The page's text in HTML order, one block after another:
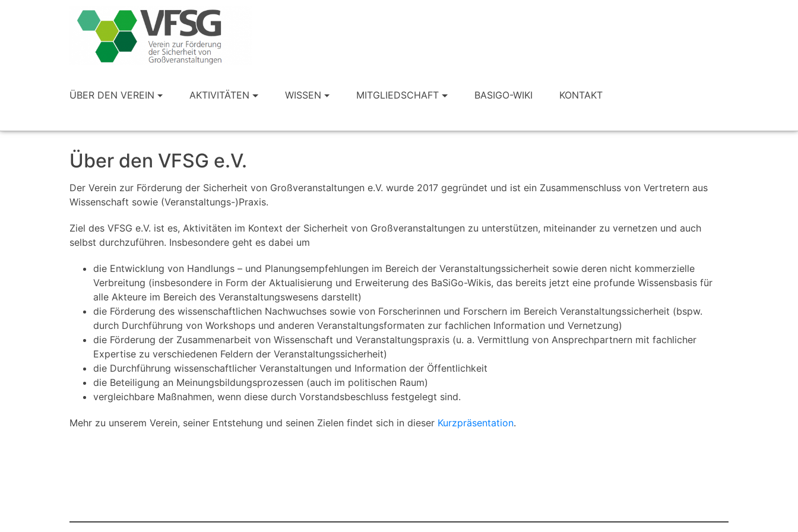
ÜBER DEN VEREIN AKTIVITÄTEN WISSEN MITGLIEDSCHAFT BASIGO-WIKI KONTAKT
Über den VFSG e.V.
Der Verein zur Förderung der Sicherheit von Großveranstaltungen e.V. wurde 2017 gegründet und ist ein Zusammenschluss von Vertretern aus
Wissenschaft sowie (Veranstaltungs-)Praxis.
Ziel des VFSG e.V. ist es, Aktivitäten im Kontext der Sicherheit von Großveranstaltungen zu unterstützen, miteinander zu vernetzen und auch
selbst durchzuführen. Insbesondere geht es dabei um
die Entwicklung von Handlungs – und Planungsempfehlungen im Bereich der Veranstaltungssicherheit sowie deren nicht kommerzielle
Verbreitung (insbesondere in Form der Aktualisierung und Erweiterung des BaSiGo-Wikis, das bereits jetzt eine profunde Wissensbasis für
alle Akteure im Bereich des Veranstaltungswesens darstellt)
die Förderung des wissenschaftlichen Nachwuchses sowie von Forscherinnen und Forschern im Bereich Veranstaltungssicherheit (bspw.
durch Durchführung von Workshops und anderen Veranstaltungsformaten zur fachlichen Information und Vernetzung)
die Förderung der Zusammenarbeit von Wissenschaft und Veranstaltungspraxis (u. a. Vermittlung von Ansprechpartnern mit fachlicher
Expertise zu verschiedenen Feldern der Veranstaltungssicherheit)
die Durchführung wissenschaftlicher Veranstaltungen und Information der Öffentlichkeit
die Beteiligung an Meinungsbildungsprozessen (auch im politischen Raum)
vergleichbare Maßnahmen, wenn diese durch Vorstandsbeschluss festgelegt sind.
Mehr zu unserem Verein, seiner Entstehung und seinen Zielen findet sich in dieser Kurzpräsentation.